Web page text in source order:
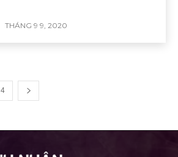
THÁNG 9 9, 2020
4